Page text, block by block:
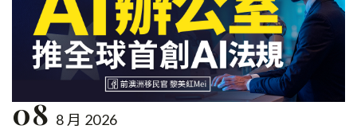
08 8 月 2026